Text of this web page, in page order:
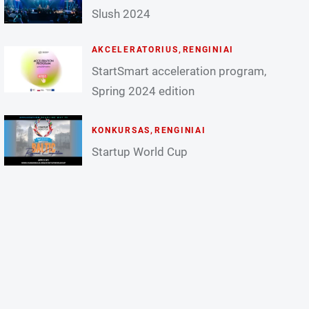
Slush 2024
AKCELERATORIUS , RENGINIAI
StartSmart acceleration program,
Spring 2024 edition
KONKURSAS, RENGINIAI
Startup World Cup